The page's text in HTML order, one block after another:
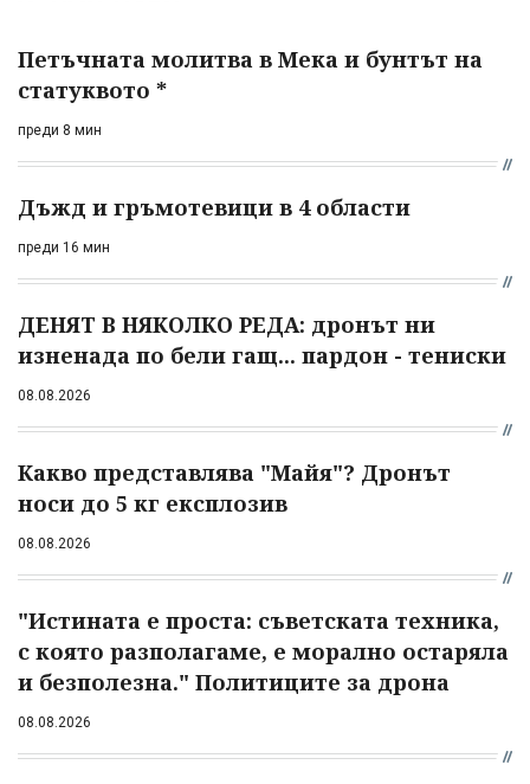
Петъчната молитва в Мека и бунтът на
статуквото *
преди 8 мин
Дъжд и гръмотевици в 4 области
преди 16 мин
ДЕНЯТ В НЯКОЛКО РЕДА: дронът ни
изненада по бели гащ... пардон - тениски
08.08.2026
Какво представлява "Майя"? Дронът
носи до 5 кг експлозив
08.08.2026
"Истината е проста: съветската техника,
с която разполагаме, е морално остаряла
и безполезна." Политиците за дрона
08.08.2026